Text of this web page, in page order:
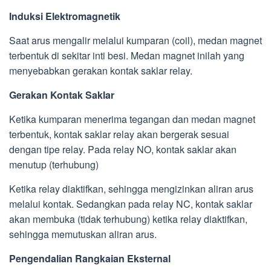
Induksi Elektromagnetik
Saat arus mengalir melalui kumparan (coil), medan magnet
terbentuk di sekitar inti besi. Medan magnet inilah yang
menyebabkan gerakan kontak saklar relay.
Gerakan Kontak Saklar
Ketika kumparan menerima tegangan dan medan magnet
terbentuk, kontak saklar relay akan bergerak sesuai
dengan tipe relay. Pada relay NO, kontak saklar akan
menutup (terhubung)
Ketika relay diaktifkan, sehingga mengizinkan aliran arus
melalui kontak. Sedangkan pada relay NC, kontak saklar
akan membuka (tidak terhubung) ketika relay diaktifkan,
sehingga memutuskan aliran arus.
Pengendalian Rangkaian Eksternal